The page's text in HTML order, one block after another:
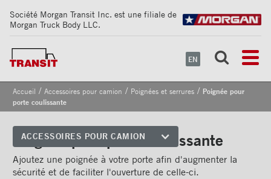
Société Morgan Transit Inc. est une filiale de
Morgan Truck Body LLC.
EN
Accueil / Accessoires pour camion / Poignées et serrures/ Poignée pour
porte coulissante
ACCESSOIRES POUR CAMION
Coins avant
Poignée pour porte coulissante
Ajoutez une poignée à votre porte afin d'augmenter la
sécurité et de faciliter l'ouverture de celle-ci.